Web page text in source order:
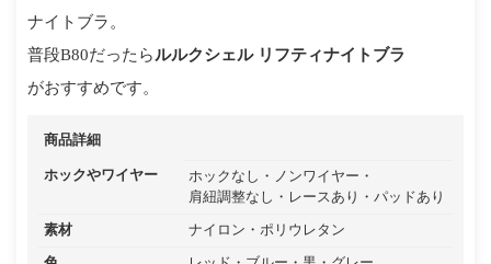
ナイトブラ。
普段B80だったらルルクシェル リフティナイトブラ
がおすすめです。
商品詳細
ホックやワイヤー ホックなし
ノンワイヤー
肩紐調整なし
レースあり
パッドあり
素材
ナイロン
ポリウレタン